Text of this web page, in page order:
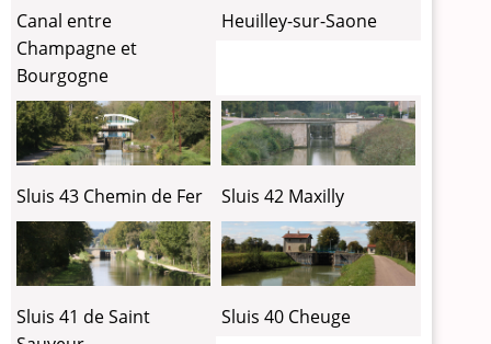
Canal entre
Champagne et
Bourgogne
Heuilley-sur-Saone
Sluis 43 Chemin de Fer Sluis 42 Maxilly
Sluis 41 de Saint
Sluis 40 Cheuge